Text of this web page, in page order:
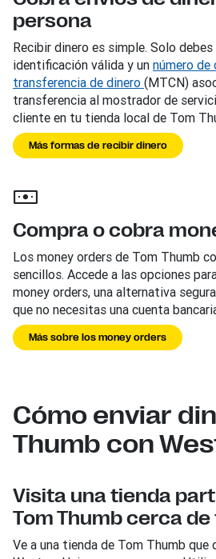
persona
Recibir dinero es simple. Solo
identificación válida y un número
transferencia de dinero (MTCN)
transferencia al mostrador de
cliente en tu tienda local de Tom
Más formas de recibir dinero
Compra o cobra
Los money orders de Tom Thumb
sencillos. Accede a las opciones
money orders, una alternativa
que no necesitas una cuenta
Más sobre los money orders
Cómo enviar
Thumb con
Visita una tienda
Tom Thumb cerca de
Ve a una tienda de Tom Thumb